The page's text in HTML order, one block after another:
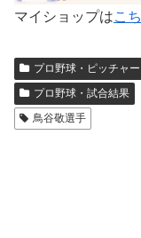
マイショップはこ
プロ野球・ピッチャー
プロ野球・試合結果
鳥谷敬選手